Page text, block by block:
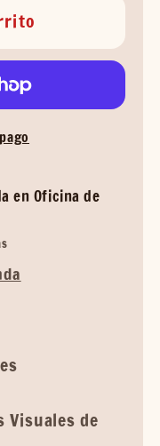
en Oficina de
Visuales de